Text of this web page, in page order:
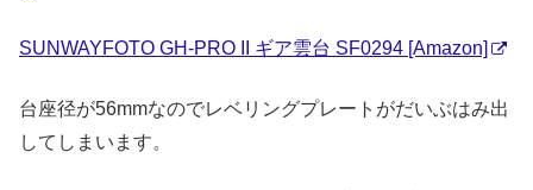
SUNWAYFOTO GH-PRO II ギア雲台 SF0294 [Amazon]
台座径が56mmなのでレベリングプレートがだいぶはみ出
してしまいます。